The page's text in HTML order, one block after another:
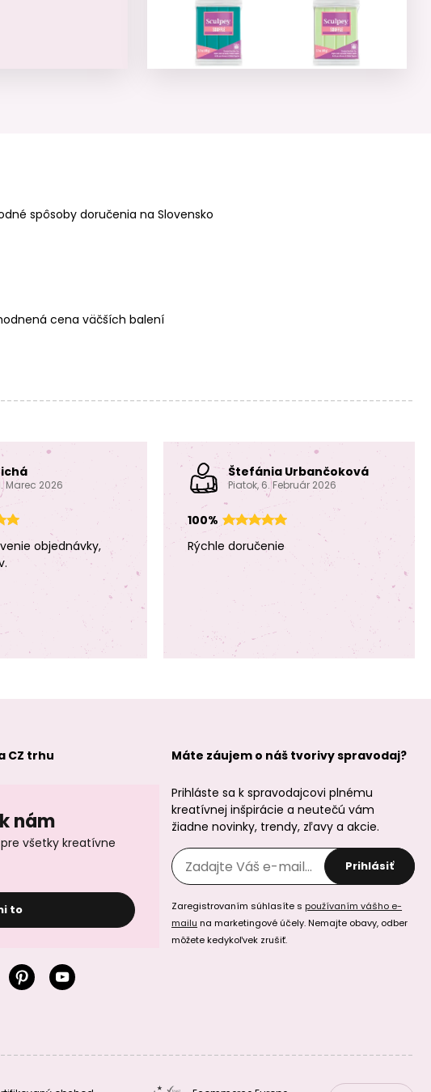
oranžová
Cowboy hnědá
Sculpey SOUFFLÉ
Concrete šedá
Sculpey SOUFFLÉ
Poppy Seed černá
Sculpey SOUFFLÉ
Cornflower modrá
Sculpey SOUFFLÉ
Mandarin
oranžová
spôsoby doručenia na Slovensko
cena väčších balení
Marec 2026
objednávky,
Štefánia Urbančoková
Piatok, 6. Február 2026
100%
Rýchle doručenie
CZ trhu
nám
všetky kreatívne
to
Máte záujem o náš tvorivy spravodaj?
Prihláste sa k spravodajcovi plnému
kreatívnej inšpirácie a neutečú vám
žiadne novinky, trendy, zľavy a akcie.
Prihlásiť
Zaregistrovaním súhlasíte s používaním vášho e-
mailu na marketingové účely. Nemajte obavy, odber
môžete kedykoľvek zrušiť.